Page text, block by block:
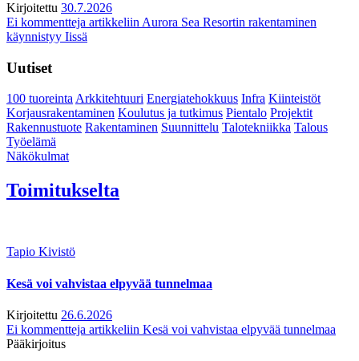
Kirjoitettu 30.7.2026
Ei kommentteja artikkeliin Aurora Sea Resortin rakentaminen
käynnistyy Iissä
Uutiset
100 tuoreintaArkkitehtuuri Energiatehokkuus Infra Kiinteistöt
Korjausrakentaminen Koulutus ja tutkimus Pientalo Projektit
Rakennustuote Rakentaminen Suunnittelu Talotekniikka Talous
Työelämä
Näkökulmat
Toimitukselta
Tapio Kivistö
Kesä voi vahvistaa elpyvää tunnelmaa
Kirjoitettu 26.6.2026
Ei kommentteja artikkeliin Kesä voi vahvistaa elpyvää tunnelmaa
Pääkirjoitus